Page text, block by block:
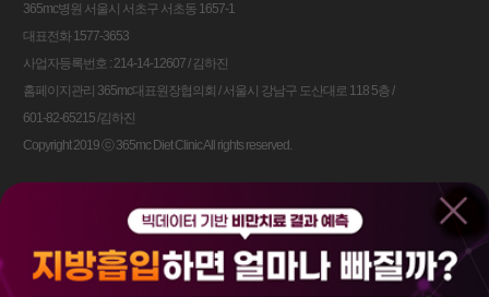
365mc병원 서울시 서초구 서초동 1657-1
대표전화 1577-3653
사업자등록번호 : 214-14-12607 / 김하진
홈페이지관리 365mc대표원장협의회 / 서울시 강남구 도산대로 118 5층 /
601-82-65215 /김하진
Copyright 2019 ⓒ 365mc Diet Clinic All rights reserved.